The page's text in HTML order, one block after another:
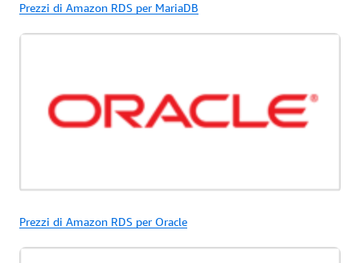
Prezzi di Amazon RDS per MariaDB
Prezzi di Amazon RDS per Oracle